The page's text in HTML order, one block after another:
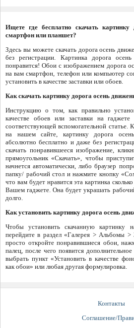
Ищете где бесплатно скачать
смартфон или планшет?
Здесь вы можете скачать дорога осень
без регистрации. Картинка дорога
понравится! Обои с изображением дорога
на вам смартфон, телефон или компьютер
установить в качестве заставки или обоев.
Как скачать картинку дорога осень
Инструкцию о том, как правильно
качестве обоев или заставки на
соответствующей вспомогательной статье.
на нашем сайте, картинку дорога
абсолютно бесплатно и даже без
скачать понравившееся изображение,
прямоугольник «Скачать», чтобы
начнется автоматически, либо браузер
папку/ рабочий стол и нажмите кнопку
что вам будет нравится эта картинка
Вашем гаджете. Она будет украшать
долго.
Как установить картинку дорога осень
Чтобы установить скачанную картинку
перейдите в раздел «Галерея > Альбомы >
просто откройте понравившиеся обои,
палец, после чего появится
выбрать пункт «Установить в качестве
как обои» или любая другая формулировка.
Контакты
Соглашение/